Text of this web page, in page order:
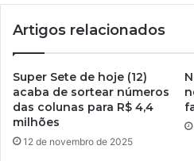
Artigos relacionados
Super Sete de hoje (12)
acaba de sortear números
das colunas para R$ 4,4
milhões
12 de novembro de 2025